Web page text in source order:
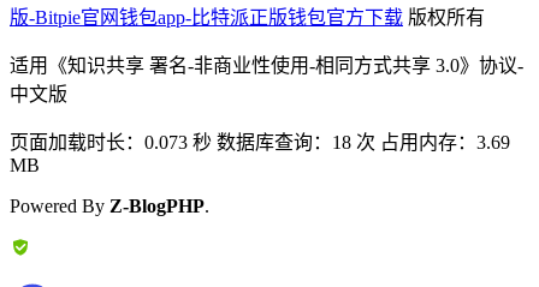
版-Bitpie官网钱包app-比特派正版钱包官方下载 版权所有
适用《知识共享 署名-非商业性使用-相同方式共享 3.0》协议-
中文版
页面加载时长：0.073 秒 数据库查询：18 次 占用内存：3.69
MB
Powered By Z-BlogPHP.